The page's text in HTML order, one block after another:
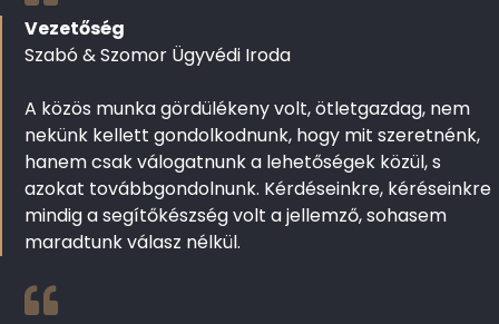
Vezetőség
Szabó & Szomor Ügyvédi Iroda
A közös munka gördülékeny volt, ötletgazdag, nem
nekünk kellett gondolkodnunk, hogy mit szeretnénk,
hanem csak válogatnunk a lehetőségek közül, s
azokat továbbgondolnunk. Kérdéseinkre, kéréseinkre
mindig a segítőkészség volt a jellemző, sohasem
maradtunk válasz nélkül.